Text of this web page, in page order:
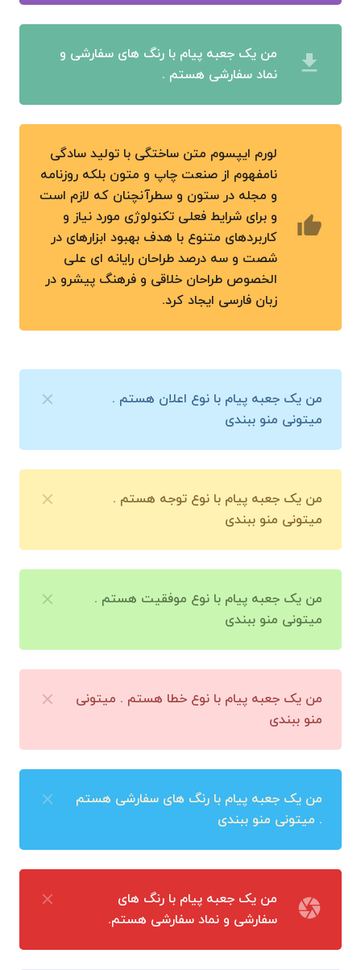
file_download
من یک جعبه پیام با رنگ های سفارشی و
نماد سفارشی هستم .
thumb_up
لورم ایپسوم متن ساختگی با تولید سادگی
نامفهوم از صنعت چاپ و متون بلکه روزنامه
و مجله در ستون و سطرآنچنان که لازم است
و برای شرایط فعلی تکنولوژی مورد نیاز و
کاربردهای متنوع با هدف بهبود ابزارهای در
شصت و سه درصد طراحان رایانه ای علی
الخصوص طراحان خلاقی و فرهنگ پیشرو در
زبان فارسی ایجاد کرد.
من یک جعبه پیام با نوع اعلان هستم .
میتونی منو ببندی
من یک جعبه پیام با نوع توجه هستم .
میتونی منو ببندی
من یک جعبه پیام با نوع موفقیت هستم .
میتونی منو ببندی
من یک جعبه پیام با نوع خطا هستم . میتونی
منو ببندی
من یک جعبه پیام با رنگ های سفارشی هستم
. میتونی منو ببندی
camera
من یک جعبه پیام با رنگ های
سفارشی و نماد سفارشی هستم.